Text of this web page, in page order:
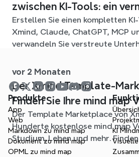
zwischen KI-Tools: ein
Workflow mit Xmind
Erstellen Sie einen kompletten
Xmind, Claude, ChatGPT, MCP
verwandeln Sie verstreute
vor 2 Monaten
Der Xmind Template-
Finden Sie Ihre mind map
Situation
Der Template Marketplace von
Hunderte kostenlose mind map
Studium, Leben und mehr.
Einstieg und überspringen Sie
Produkte
App
Web
Markdown zu mind map
Dokument zu mind map
OPML zu mind map
KI